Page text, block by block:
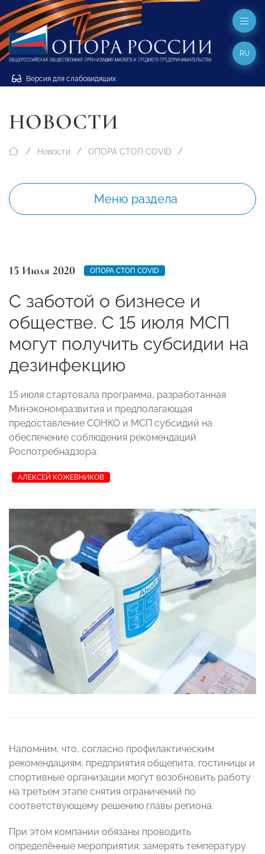
Версия для слабовидящих
RU
НОВОСТИ
Новости ОПОРА СТОП COVID
Меню раздела
15 Июля 2020 ОПОРА СТОП COVID
С заботой о бизнесе и
обществе. С 15 июля МСП
могут получить субсидии на
дезинфекцию
15 июля стартовала программа, разработанная
Минэкономразвития и предполагающая
предоставление СОНКО и МСП субсидий на
обеспечение соблюдения рекомендаций
Роспотребнадзора.
АЛЕКСЕЙ КОЖЕВНИКОВ
Напомним, что, согласно профилактическим
рекомендациям, предприятия общепита, гостиницы и
спортивные организации могут возобновить работу
на третьем этапе снятия ограничений по
соответствующему решению главы региона.
При этом компании обязаны проводить
определённые мероприятия: замерять температуру